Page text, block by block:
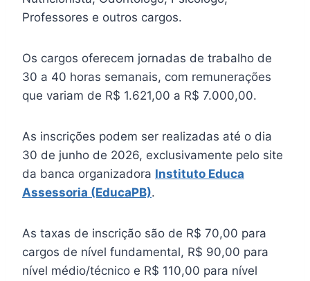
Professores e outros cargos.
Os cargos oferecem jornadas de trabalho de
30 a 40 horas semanais, com remunerações
que variam de R$ 1.621,00 a R$ 7.000,00.
As inscrições podem ser realizadas até o dia
30 de junho de 2026, exclusivamente pelo site
da banca organizadora Instituto Educa
Assessoria (EducaPB).
As taxas de inscrição são de R$ 70,00 para
cargos de nível fundamental, R$ 90,00 para
nível médio/técnico e R$ 110,00 para nível